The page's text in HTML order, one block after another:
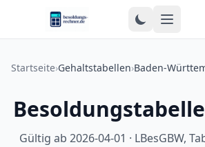
Zum Inhalt springen
Startseite›Gehaltstabellen›Baden-
Gültig ab 2026-04-01 · LBesGBW,